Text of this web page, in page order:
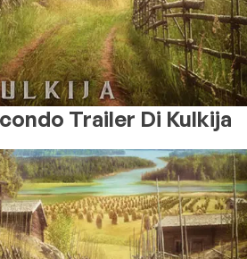
Trailer Di Kulkija